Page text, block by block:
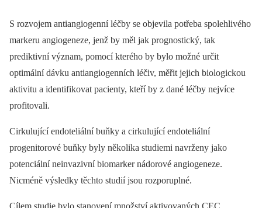
S rozvojem antiangiogenní léčby se objevila potřeba spolehlivého
markeru angiogeneze, jenž by měl jak prognostický, tak
prediktivní význam, pomocí kterého by bylo možné určit
optimální dávku antiangiogenních léčiv, měřit jejich biologickou
aktivitu a identifikovat pacienty, kteří by z dané léčby nejvíce
profitovali.
Cirkulující endoteliální buňky a cirkulující endoteliální
progenitorové buňky byly několika studiemi navrženy jako
potenciální neinvazivní biomarker nádorové angiogeneze.
Nicméně výsledky těchto studií jsou rozporuplné.